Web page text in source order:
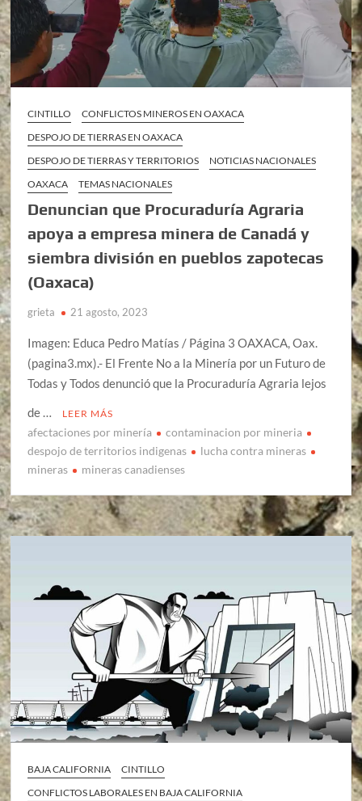
CINTILLO
CONFLICTOS MINEROS EN OAXACA
DESPOJO DE TIERRAS EN OAXACA
DESPOJO DE TIERRAS Y TERRITORIOS
NOTICIAS NACIONALES
OAXACA
TEMAS NACIONALES
Denuncian que Procuraduría Agraria
apoya a empresa minera de Canadá y
siembra división en pueblos zapotecas
(Oaxaca)
grieta 21 agosto, 2023
Imagen: Educa Pedro Matías / Página 3 OAXACA, Oax.
(pagina3.mx).- El Frente No a la Minería por un Futuro de
Todas y Todos denunció que la Procuraduría Agraria lejos
de …
LEER MÁS
afectaciones por minería
contaminacion por mineria
despojo de territorios indigenas
lucha contra mineras
mineras
mineras canadienses
BAJA CALIFORNIA
CINTILLO
CONFLICTOS LABORALES EN BAJA CALIFORNIA